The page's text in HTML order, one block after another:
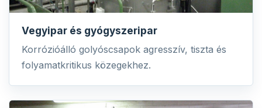
Vegyipar és gyógyszeripar
Korrózióálló golyóscsapok agresszív, tiszta és
folyamatkritikus közegekhez.